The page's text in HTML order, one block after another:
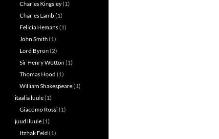
Charles Kingsley(1)
Charles Lamb(1)
Felicia Hemans(1)
John Smith (1)
Lord Byron (2)
Sir Henry Wotton (1)
Thomas Hood (1)
William Shakespeare(1)
itaalia luule(1)
Giacomo Rossi(1)
juudi luule(1)
Itzhak Feld (1)